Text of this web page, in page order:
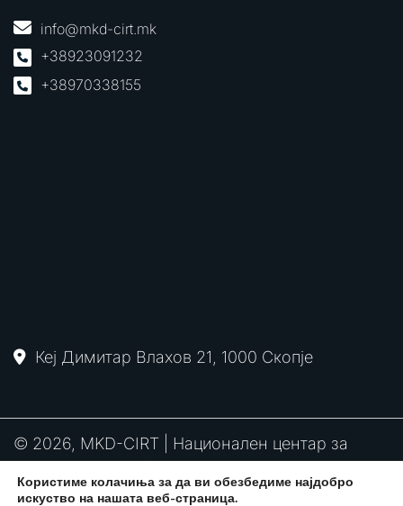
Користиме колачиња за да ви обезбедиме најдобро
искуство на нашата веб-страница.
info@mkd-cirt.mk
+38923091232
+38970338155
Кеј Димитар Влахов 21, 1000 Скопје
© 2026, MKD-CIRT | Национален центар за
одговор на компјутерски инциденти
PGP
RFC2350 Политика за привантост